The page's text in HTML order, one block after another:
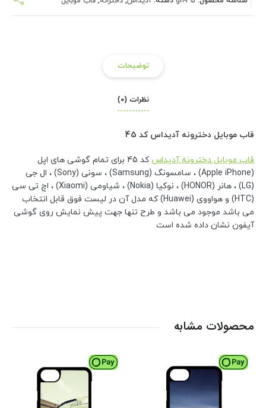
توضیحات
نظرات (0)
قاب موبایل دخترونه آدیداس کد 45
قاب موبایل دخترونه آدیداس
کد 45 برای تمام گوشی های اپل
(Apple iPhone) ، سامسونگ (Samsung) ، سونی (Sony) ، ال جی
(LG) ، هانر (HONOR) ، نوکیا (Nokia) ، شیاومی (Xiaomi) ، اچ تی سی
(HTC) و هواووی (Huawei) که مدل آن در لیست فوق قابل انتخاب
می باشد موجود می باشد و طرح تنها جهت پیش نمایش روی گوشی
آیفون نشان داده شده است
محصولات مشابه